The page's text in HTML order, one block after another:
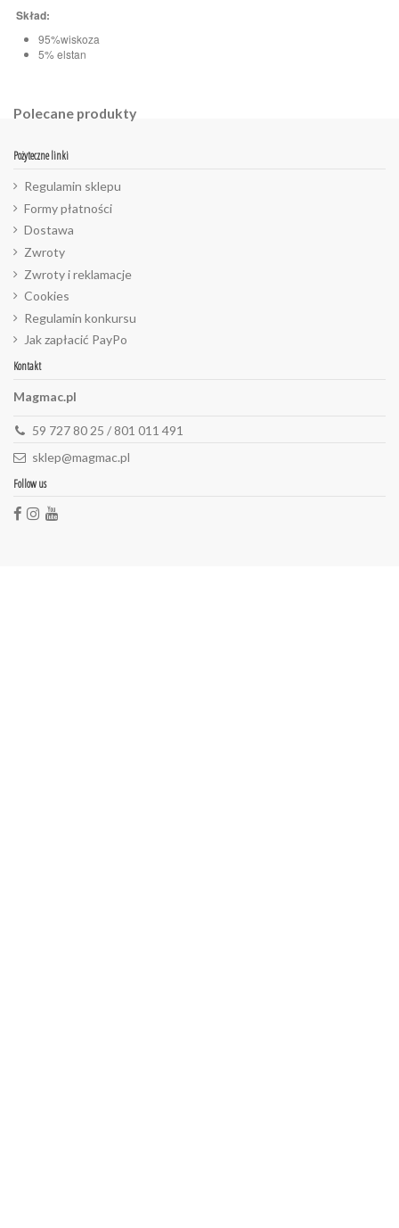
Skład:
95%wiskoza
5% elstan
Polecane produkty
Pożyteczne linki
Regulamin sklepu
Formy płatności
Dostawa
Zwroty
Zwroty i reklamacje
Cookies
Regulamin konkursu
Jak zapłacić PayPo
Kontakt
Magmac.pl
59 727 80 25 / 801 011 491
sklep@magmac.pl
Follow us